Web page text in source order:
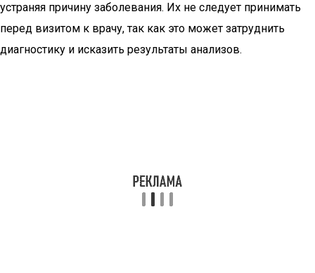
устраняя причину заболевания. Их не следует принимать
перед визитом к врачу, так как это может затруднить
диагностику и исказить результаты анализов.